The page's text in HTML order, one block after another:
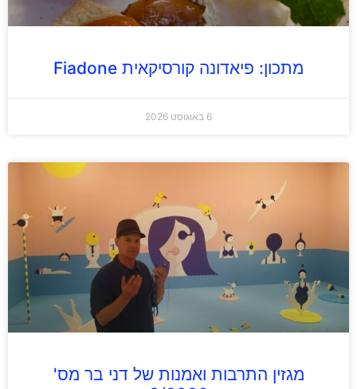
מתכון: פיאדונה קורסיקאית Fiadone
6 באוגוסט 2026
מגזין התרבות ואמנות של דני בר מס'